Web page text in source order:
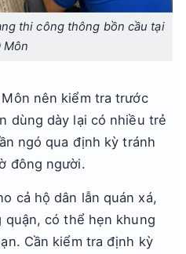
thi công thông bồn cầu tại
Môn
nên kiểm tra trước
dùng dày lại có nhiều trẻ
ngó qua định kỳ tránh
đông người.
cả hộ dân lẫn quán xá,
có thể hẹn khung
Cần kiểm tra định kỳ